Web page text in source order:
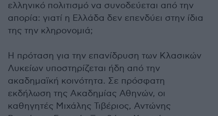
ελληνικό πολιτισμό να συνοδεύεται από την
απορία: γιατί η Ελλάδα δεν επενδύει στην ίδια
της την κληρονομιά;
Η πρόταση για την επανίδρυση των Κλασικών
Λυκείων υποστηρίζεται ήδη από την
ακαδημαϊκή κοινότητα. Σε πρόσφατη
εκδήλωση της Ακαδημίας Αθηνών, οι
καθηγητές Μιχάλης Τιβέριος, Αντώνης